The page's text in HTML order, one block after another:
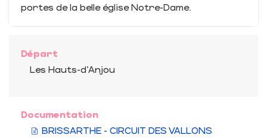
portes de la belle église Notre-Dame.
Départ
Les Hauts-d'Anjou
Documentation
BRISSARTHE - CIRCUIT DES VALLONS